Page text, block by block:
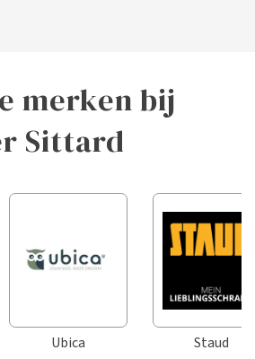
merken bij
Sittard
Ubica Staud